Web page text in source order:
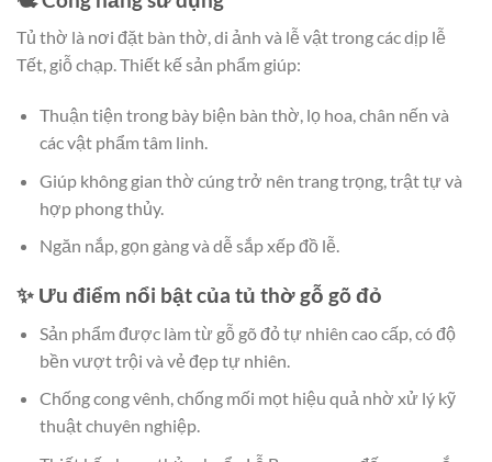
Tủ thờ là nơi đặt bàn thờ, di ảnh và lễ vật trong các dịp lễ
Tết, giỗ chạp. Thiết kế sản phẩm giúp:
Thuận tiện trong bày biện bàn thờ, lọ hoa, chân nến và
các vật phẩm tâm linh.
Giúp không gian thờ cúng trở nên trang trọng, trật tự và
hợp phong thủy.
Ngăn nắp, gọn gàng và dễ sắp xếp đồ lễ.
✨ Ưu điểm nổi bật của tủ thờ gỗ gõ đỏ
Sản phẩm được làm từ gỗ gõ đỏ tự nhiên cao cấp, có độ
bền vượt trội và vẻ đẹp tự nhiên.
Chống cong vênh, chống mối mọt hiệu quả nhờ xử lý kỹ
thuật chuyên nghiệp.